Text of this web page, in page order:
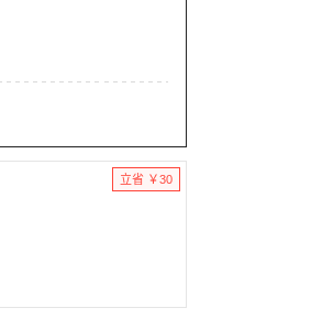
立省 ￥30